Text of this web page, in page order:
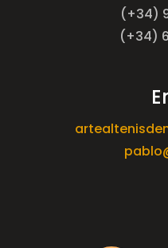
(+34)
(+34)